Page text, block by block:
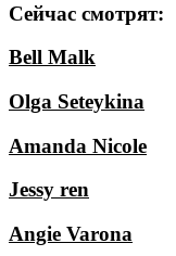
Сейчас смотрят:
Bell Malk
Olga Seteykina
Amanda Nicole
Jessy ren
Angie Varona